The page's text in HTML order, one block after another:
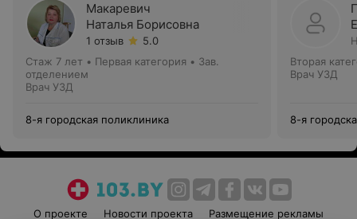
Макаревич
Наталья Борисовна
1 отзыв
5.0
Стаж 7 лет • Первая категория • Зав.
отделением
Врач УЗД
8-я городская поликлиника
Вторая
Врач УЗД
8-я
О проекте Новости проекта Размещение рекламы